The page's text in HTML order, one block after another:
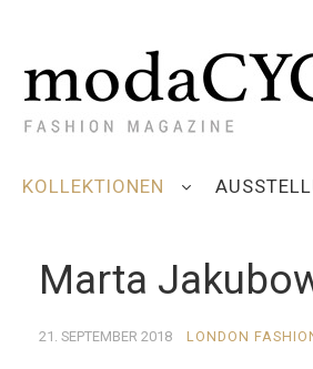
KOLLEKTIONEN
Marta
21. SEPTEMBER 2018 LONDON